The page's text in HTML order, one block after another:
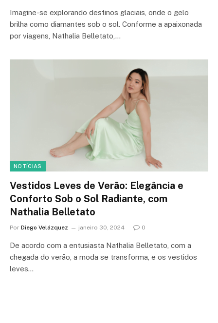
Imagine-se explorando destinos glaciais, onde o gelo
brilha como diamantes sob o sol. Conforme a apaixonada
por viagens, Nathalia Belletato,…
NOTÍCIAS
Vestidos Leves de Verão: Elegância e
Conforto Sob o Sol Radiante, com
Nathalia Belletato
Por Diego Velázquez janeiro 30, 2024 0
De acordo com a entusiasta Nathalia Belletato, com a
chegada do verão, a moda se transforma, e os vestidos
leves…